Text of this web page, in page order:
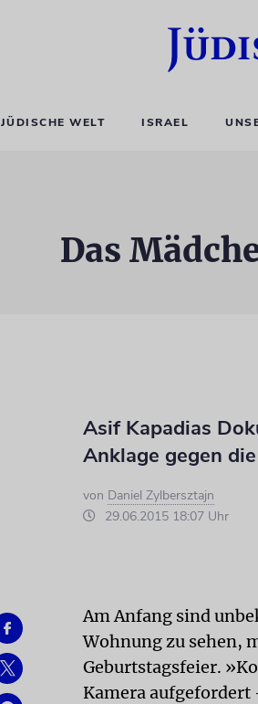
JÜDISCHE WELT ISRAEL
Das
Asif Kapadias
Anklage gegen
von Daniel Zylbersztajn
29.06.2015 18:07 Uhr
Am Anfang sind
Wohnung zu sehen,
Geburtstagsfeier.
Kamera aufgefordert